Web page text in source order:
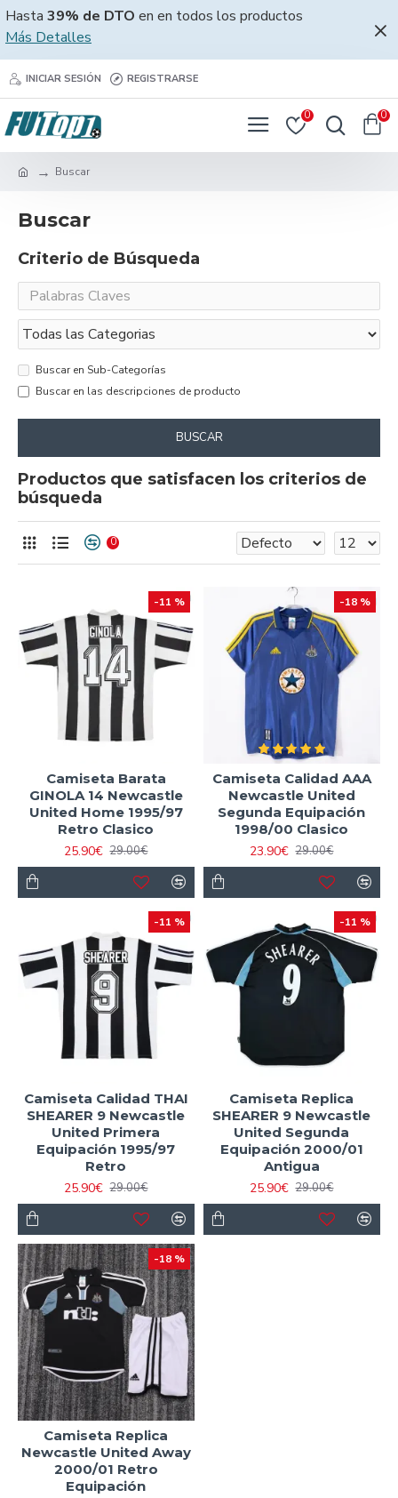
Hasta 39% de DTO en en todos los productos
Más Detalles
INICIAR SESIÓN REGISTRARSE
0 0
Buscar
Buscar
Criterio de Búsqueda
Buscar en Sub-Categorías
Buscar en las descripciones de producto
BUSCAR
Productos que satisfacen los criterios de
búsqueda
0
-11 %
Camiseta Barata
GINOLA 14 Newcastle
United Home 1995/97
Retro Clasico
25.90€ 29.00€
-18 %
Camiseta Calidad AAA
Newcastle United
Segunda Equipación
1998/00 Clasico
23.90€ 29.00€
-11 %
Camiseta Calidad THAI
SHEARER 9 Newcastle
United Primera
Equipación 1995/97
Retro
25.90€ 29.00€
-11 %
Camiseta Replica
SHEARER 9 Newcastle
United Segunda
Equipación 2000/01
Antigua
25.90€ 29.00€
-18 %
Camiseta Replica
Newcastle United Away
2000/01 Retro
Equipación